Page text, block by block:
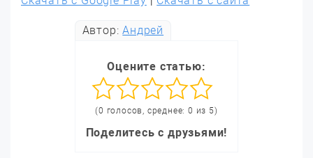
Автор:Андрей
Оцените статью:
(0 голосов, среднее: 0 из 5)
Поделитесь с друзьями!